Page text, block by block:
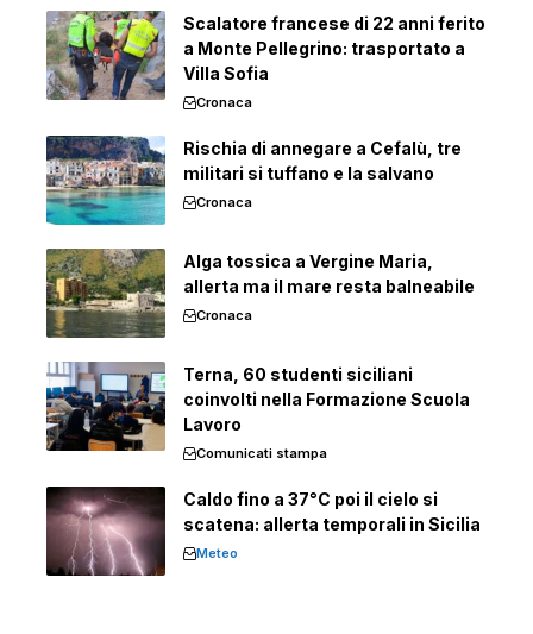
Scalatore francese di 22 anni ferito
a Monte Pellegrino: trasportato a
Villa Sofia
Cronaca
Rischia di annegare a Cefalù, tre
militari si tuffano e la salvano
Cronaca
Alga tossica a Vergine Maria,
allerta ma il mare resta balneabile
Cronaca
Terna, 60 studenti siciliani
coinvolti nella Formazione Scuola
Lavoro
Comunicati stampa
Caldo fino a 37°C poi il cielo si
scatena: allerta temporali in Sicilia
Meteo